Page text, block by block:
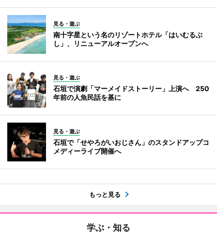
見る・遊ぶ
南十字星という名のリゾートホテル「はいむるぶ
し」、リニューアルオープンへ
見る・遊ぶ
石垣で演劇「マーメイドストーリー」上演へ 250
年前の人魚民話を基に
見る・遊ぶ
石垣で「せやろがいおじさん」のスタンドアップコ
メディーライブ開催へ
もっと見る
学ぶ・知る